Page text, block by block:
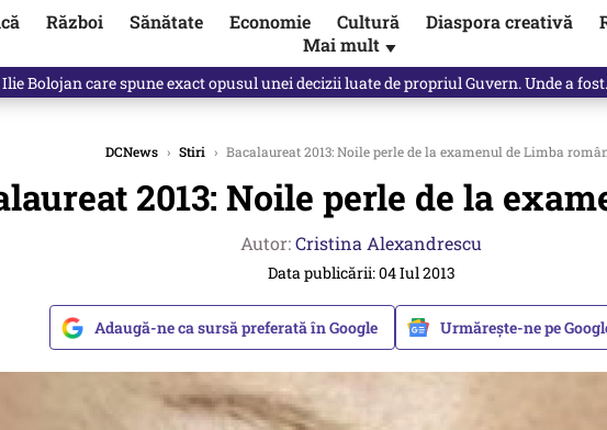
Război Sănătate Economie Cultură Diaspora creativă
Mai mult ▼
Bolojan care spune exact opusul unei decizii luate de propriul Guvern. Unde a
DCNews › Stiri › Bacalaureat 2013: Noile perle de la examenul de Limba
2013: Noile perle de la
Autor:Cristina Alexandrescu
Data publicării: 04 Iul 2013
Adaugă-ne ca sursă preferată în Google Urmărește-ne pe